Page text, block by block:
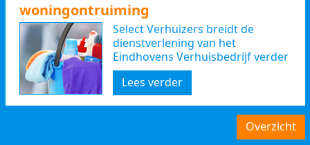
woningontruiming
Select Verhuizers breidt de
dienstverlening van het
Eindhovens Verhuisbedrijf verder
uit
Lees verder
Overzicht